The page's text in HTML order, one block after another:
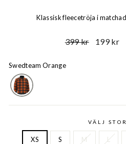
Klassisk fleecetröja i
Ord.
399 kr Reapris
199 kr
Swedteam Orange
VÄLJ
XS S M L